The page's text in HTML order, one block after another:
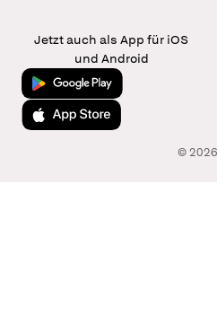
Jetzt auch als App für iOS
und Android
Jetzt bei Google Play
Laden im App Store
©